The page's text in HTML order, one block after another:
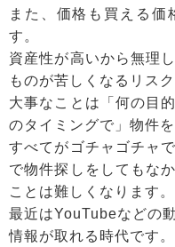
また、価格も買える価
す。
資産性が高いから無理
ものが苦しくなるリス
大事なことは「何の目
のタイミングで」物件
すべてがゴチャゴチャ
で物件探しをしてもな
ことは難しくなります。
最近はYouTubeなどの
情報が取れる時代です。